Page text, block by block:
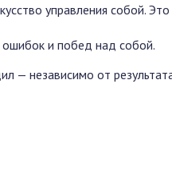
управления собой.
и побед над собой.
— независимо от